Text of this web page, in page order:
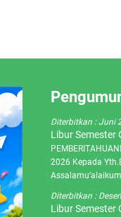
Diterbitkan :Juni
Libur Semester
2026 Kepada
Diterbitkan :
Libur Semester